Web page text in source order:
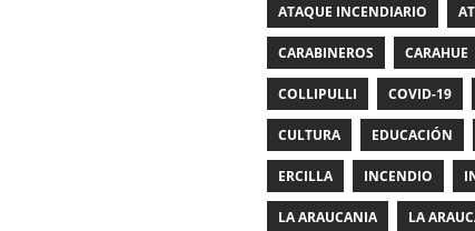
ATAQUE INCENDIARIO
CARABINEROS CARAHUE
COLLIPULLI COVID-19
CULTURA EDUCACIÓN
ERCILLA INCENDIO
LA ARAUCANIA LA